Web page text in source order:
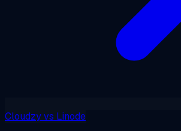
Cloudzyvs Linode